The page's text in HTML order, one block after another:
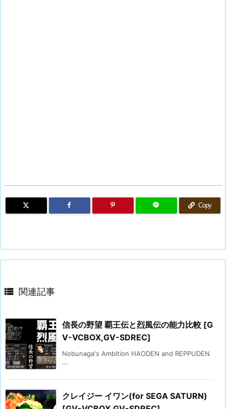
Copy
 関連記事
信長の野望 覇王伝と烈風伝の能力比較 [G
V-VCBOX,GV-SDREC]
Nobunaga's Ambition HAODEN and REPPUDEN
...
クレイジー イワン(for SEGA SATURN)